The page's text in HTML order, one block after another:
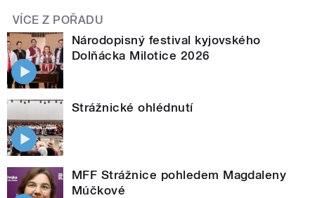
VÍCE Z POŘADU
Národopisný festival kyjovského
Dolňácka Milotice 2026
Strážnické ohlédnutí
MFF Strážnice pohledem Magdaleny
Múčkové